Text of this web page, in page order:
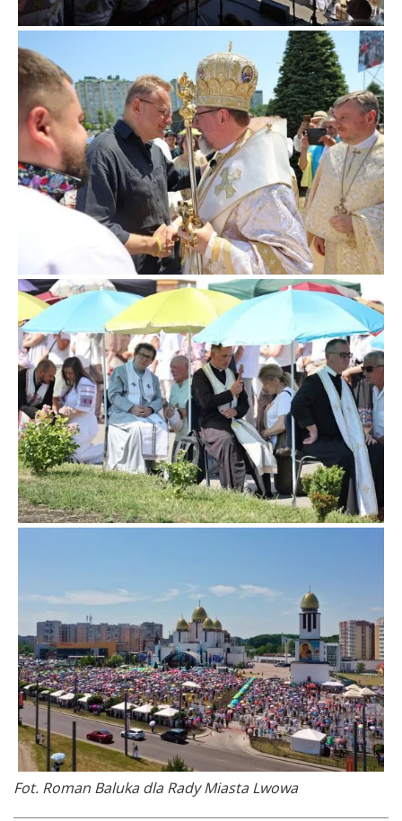
Fot. Roman Baluka dla Rady Miasta Lwowa